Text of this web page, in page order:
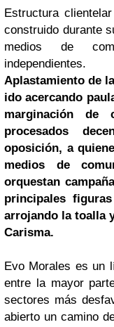
Estructura clientelar
construido durante
medios de
independientes.
Aplastamiento de
ido acercando
marginación de
procesados
oposición, a
medios de
orquestan
principales
arrojando la toalla
Carisma.
Evo Morales es un
entre la mayor
sectores más
abierto un camino